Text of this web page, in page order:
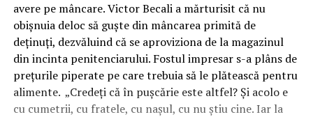
avere pe mâncare. Victor Becali a mărturisit că nu
obişnuia deloc să guşte din mâncarea primită de
deţinuţi, dezvăluind că se aproviziona de la magazinul
din incinta penitenciarului. Fostul impresar s-a plâns de
preţurile piperate pe care trebuia să le plătească pentru
alimente. „Credeţi că în puşcărie este altfel? Şi acolo e
cu cumetrii, cu fratele, cu naşul, cu nu ştiu cine. Iar la